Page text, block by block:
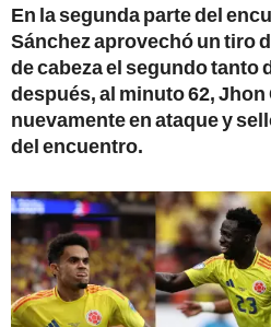
En la segunda parte del
Sánchez aprovechó un tiro
de cabeza el segundo tanto
después, al minuto 62,
nuevamente en ataque y
del encuentro.